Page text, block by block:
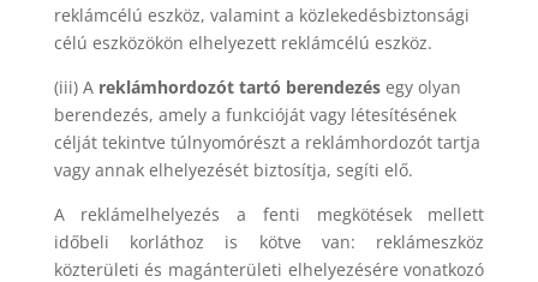
reklámcélú eszköz, valamint a közlekedésbiztonsági
célú eszközökön elhelyezett reklámcélú eszköz.
(iii) A reklámhordozót tartó berendezésegy olyan
berendezés, amely a funkcióját vagy létesítésének
célját tekintve túlnyomórészt a reklámhordozót tartja
vagy annak elhelyezését biztosítja, segíti elő.
A reklámelhelyezés a fenti megkötések mellett
időbeli korláthoz is kötve van: reklámeszköz
közterületi és magánterületi elhelyezésére vonatkozó